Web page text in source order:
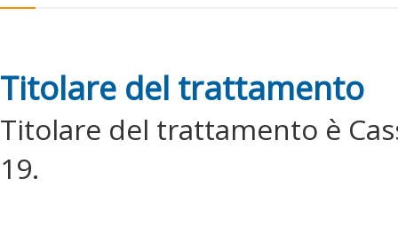
Titolare del trattamento
Titolare del trattamento è
19.